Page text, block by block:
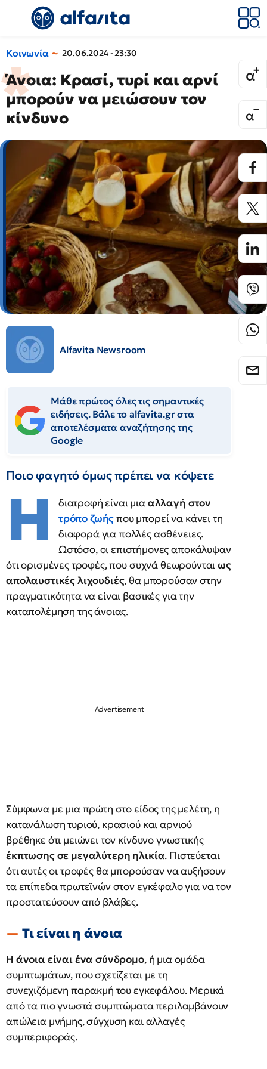
Κοινωνία 20.06.2024 - 23:30
Άνοια: Κρασί, τυρί και αρνί
μπορούν να μειώσουν τον
κίνδυνο
Alfavita Newsroom
Μάθε πρώτος όλες τις σημαντικές
ειδήσεις. Βάλε το alfavita.gr στα
αποτελέσματα αναζήτησης της
Google
Ποιο φαγητό όμως πρέπει να κόψετε
Η διατροφή είναι μιααλλαγή στον
τρόπο ζωήςπου μπορεί να κάνει τη
διαφορά για πολλές ασθένειες.
Ωστόσο, οι επιστήμονες αποκάλυψαν
ότι ορισμένες τροφές, που συχνά θεωρούνταιως
απολαυστικές λιχουδιές, θα μπορούσαν στην
πραγματικότητα να είναι βασικές για την
καταπολέμηση της άνοιας.
Σύμφωνα με μια πρώτη στο είδος της μελέτη, η
κατανάλωση τυριού, κρασιού και αρνιού
βρέθηκε ότι μειώνει τον κίνδυνο γνωστικής
έκπτωσης σε μεγαλύτερη ηλικία. Πιστεύεται
ότι αυτές οι τροφές θα μπορούσαν να αυξήσουν
τα επίπεδα πρωτεϊνών στον εγκέφαλο για να τον
προστατεύσουν από βλάβες.
Τι είναι η άνοια
Η άνοια είναι ένα σύνδρομο, ή μια ομάδα
συμπτωμάτων, που σχετίζεται με τη
συνεχιζόμενη παρακμή του εγκεφάλου. Μερικά
από τα πιο γνωστά συμπτώματα περιλαμβάνουν
απώλεια μνήμης, σύγχυση και αλλαγές
συμπεριφοράς.